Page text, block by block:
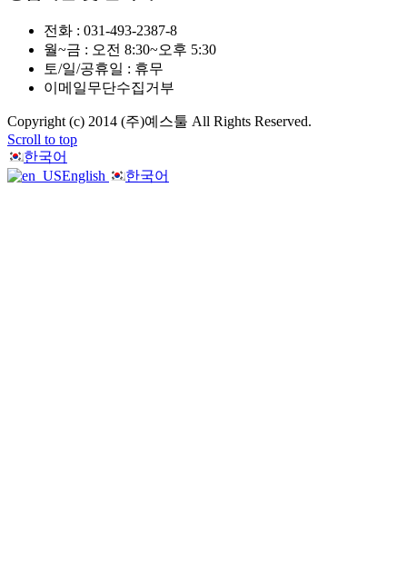
전화 : 031-493-2387-8
월~금 : 오전 8:30~오후 5:30
토/일/공휴일 : 휴무
이메일무단수집거부
Copyright (c) 2014 (주)예스툴 All Rights Reserved.
Scroll to top
한국어
English
한국어